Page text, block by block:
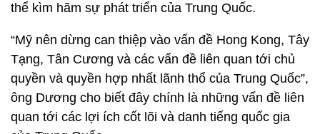
thể kìm hãm sự phát triển của Trung Quốc.
“Mỹ nên dừng can thiệp vào vấn đề Hong Kong, Tây
Tạng, Tân Cương và các vấn đề liên quan tới chủ
quyền và quyền hợp nhất lãnh thổ của Trung Quốc”,
ông Dương cho biết đây chính là những vấn đề liên
quan tới các lợi ích cốt lõi và danh tiếng quốc gia